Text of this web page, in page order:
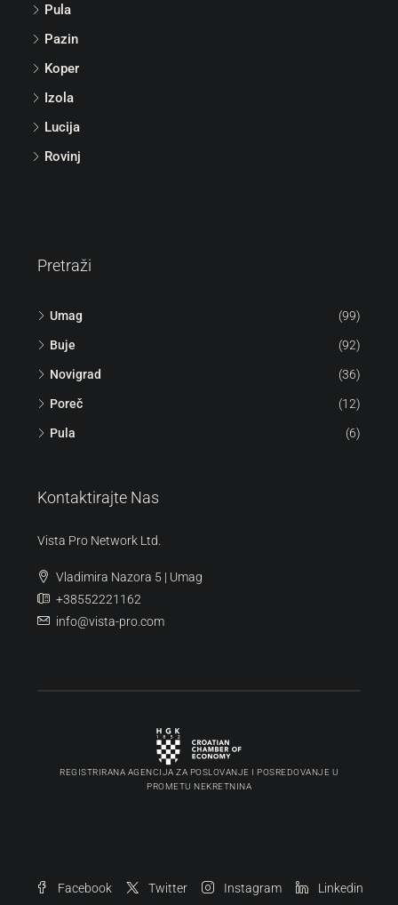
Pula
Pazin
Koper
Izola
Lucija
Rovinj
Pretraži
Umag (99)
Buje (92)
Novigrad (36)
Poreč (12)
Pula (6)
Kontaktirajte Nas
Vista Pro Network Ltd.
Vladimira Nazora 5 | Umag
+38552221162
info@vista-pro.com
REGISTRIRANA AGENCIJA ZA POSLOVANJE I POSREDOVANJE U
PROMETU NEKRETNINA
Facebook Twitter Instagram Linkedin